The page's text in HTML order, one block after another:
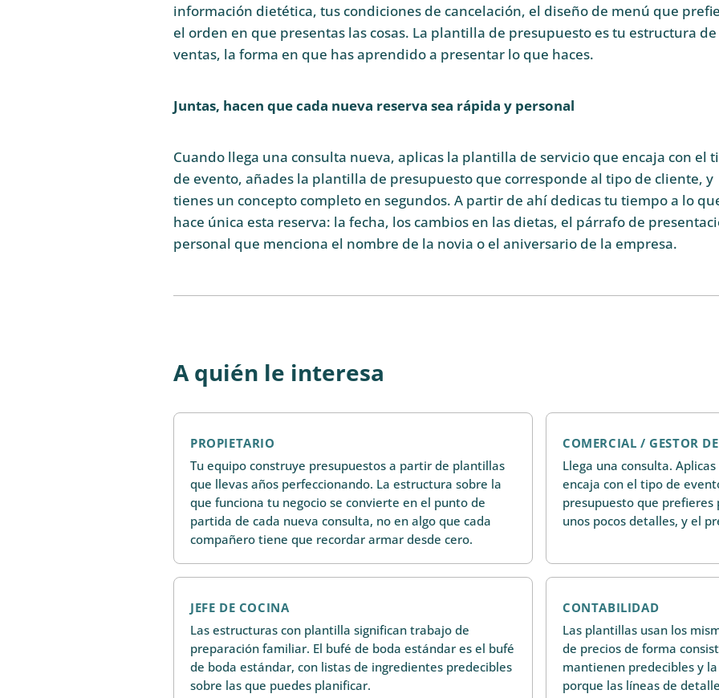
información dietética, tus condiciones de cancelación, el diseño de menú que
el orden en que presentas las cosas. La plantilla de presupuesto es tu estructura de
ventas, la forma en que has aprendido a presentar lo que haces.
Juntas, hacen que cada nueva reserva sea rápida y personal
Cuando llega una consulta nueva, aplicas la plantilla de servicio que encaja con el
de evento, añades la plantilla de presupuesto que corresponde al tipo de cliente, y
tienes un concepto completo en segundos. A partir de ahí dedicas tu tiempo a lo
hace única esta reserva: la fecha, los cambios en las dietas, el párrafo de
personal que menciona el nombre de la novia o el aniversario de la empresa.
A quién le interesa
PROPIETARIO
Tu equipo construye presupuestos a partir de plantillas
que llevas años perfeccionando. La estructura sobre la
que funciona tu negocio se convierte en el punto de
partida de cada nueva consulta, no en algo que cada
compañero tiene que recordar armar desde cero.
COMERCIAL / GESTOR
Llega una consulta.
encaja con el tipo de
presupuesto que
unos pocos detalles, y el
JEFE DE COCINA
Las estructuras con plantilla significan trabajo de
preparación familiar. El bufé de boda estándar es el bufé
de boda estándar, con listas de ingredientes predecibles
sobre las que puedes planificar.
CONTABILIDAD
Las plantillas usan los
de precios de forma
mantienen predecibles y
porque las líneas de